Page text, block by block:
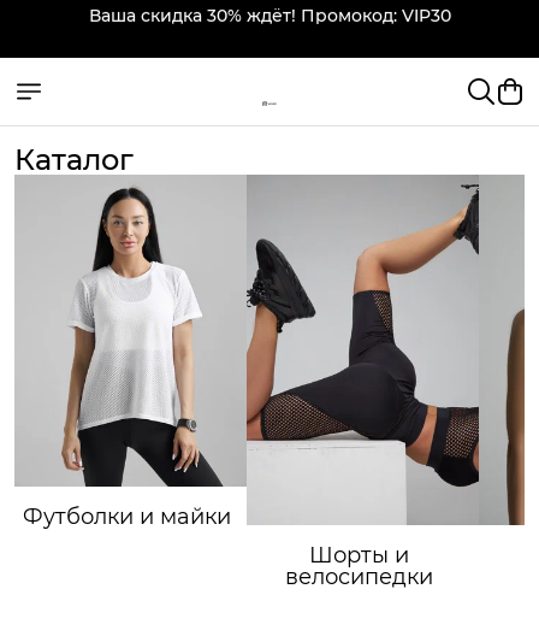
Каталог
Футболки и майки
Шорты и
велосипедки